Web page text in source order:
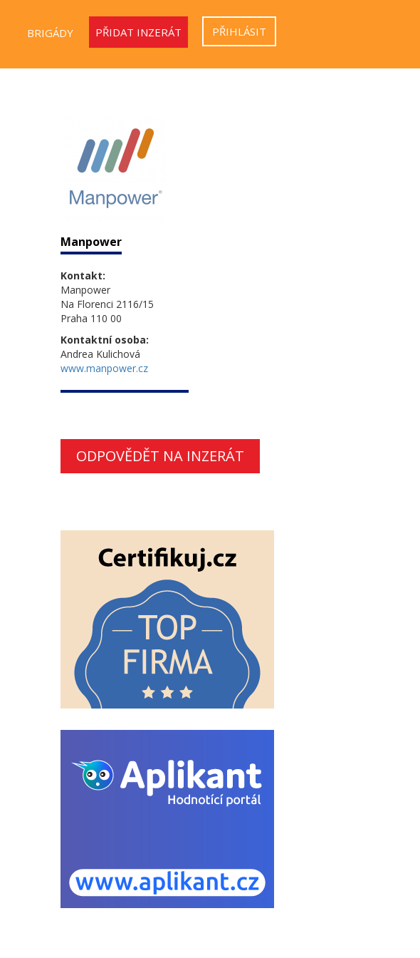
BRIGÁDY PŘIDAT INZERÁT PŘIHLÁSIT
Manpower
Kontakt:
Manpower
Na Florenci 2116/15
Praha 110 00
Kontaktní osoba:
Andrea Kulichová
www.manpower.cz
ODPOVĚDĚT NA INZERÁT